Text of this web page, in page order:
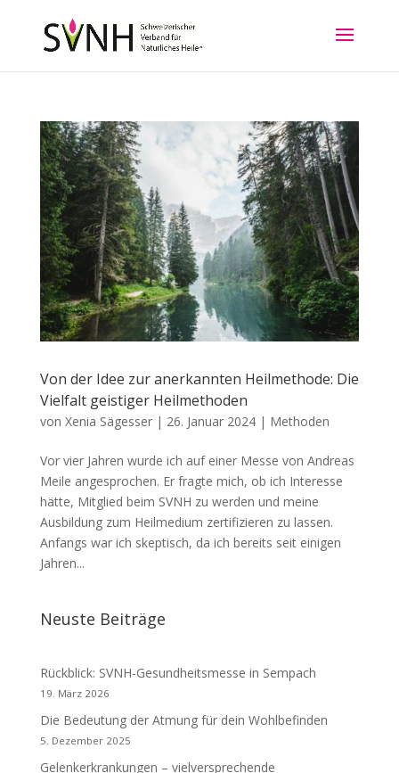
Von der Idee zur anerkannten Heilmethode: Die
Vielfalt geistiger Heilmethoden
von Xenia Sägesser| 26. Januar 2024| Methoden
Vor vier Jahren wurde ich auf einer Messe von Andreas
Meile angesprochen. Er fragte mich, ob ich Interesse
hätte, Mitglied beim SVNH zu werden und meine
Ausbildung zum Heilmedium zertifizieren zu lassen.
Anfangs war ich skeptisch, da ich bereits seit einigen
Jahren...
Neuste Beiträge
Rückblick: SVNH-Gesundheitsmesse in Sempach
19. März 2026
Die Bedeutung der Atmung für dein Wohlbefinden
5. Dezember 2025
Gelenkerkrankungen – vielversprechende